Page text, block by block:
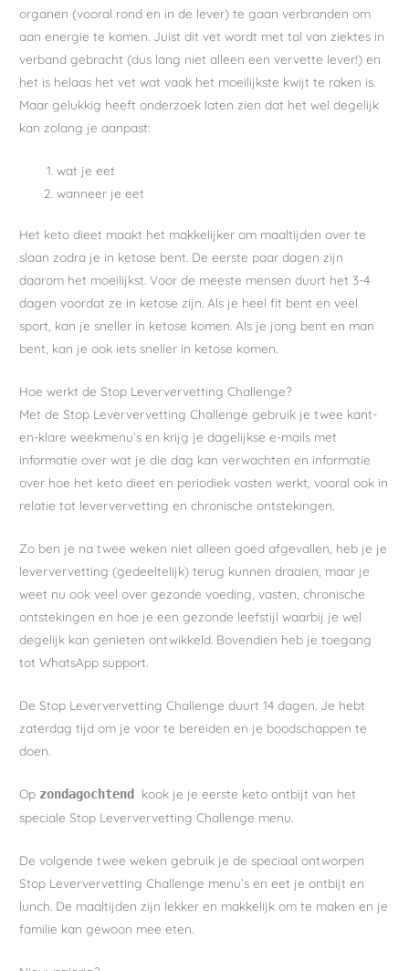
organen (vooral rond en in de lever) te gaan verbranden om
aan energie te komen. Juist dit vet wordt met tal van ziektes in
verband gebracht (dus lang niet alleen een vervette lever!) en
het is helaas het vet wat vaak het moeilijkste kwijt te raken is.
Maar gelukkig heeft onderzoek laten zien dat het wel degelijk
kan zolang je aanpast:
wat je eet
wanneer je eet
Het keto dieet maakt het makkelijker om maaltijden over te
slaan zodra je in ketose bent. De eerste paar dagen zijn
daarom het moeilijkst. Voor de meeste mensen duurt het 3-4
dagen voordat ze in ketose zijn. Als je heel fit bent en veel
sport, kan je sneller in ketose komen. Als je jong bent en man
bent, kan je ook iets sneller in ketose komen.
Hoe werkt de Stop Leververvetting Challenge?
Met de Stop Leververvetting Challenge gebruik je twee kant-
en-klare weekmenu’s en krijg je dagelijkse e-mails met
informatie over wat je die dag kan verwachten en informatie
over hoe het keto dieet en periodiek vasten werkt, vooral ook in
relatie tot leververvetting en chronische ontstekingen.
Zo ben je na twee weken niet alleen goed afgevallen, heb je je
leververvetting (gedeeltelijk) terug kunnen draaien, maar je
weet nu ook veel over gezonde voeding, vasten, chronische
ontstekingen en hoe je een gezonde leefstijl waarbij je wel
degelijk kan genieten ontwikkeld. Bovendien heb je toegang
tot WhatsApp support.
De Stop Leververvetting Challenge duurt 14 dagen. Je hebt
zaterdag tijd om je voor te bereiden en je boodschappen te
doen.
Op zondagochtend kook je je eerste keto ontbijt van het
speciale Stop Leververvetting Challenge menu.
De volgende twee weken gebruik je de speciaal ontworpen
Stop Leververvetting Challenge menu’s en eet je ontbijt en
lunch. De maaltijden zijn lekker en makkelijk om te maken en je
familie kan gewoon mee eten.